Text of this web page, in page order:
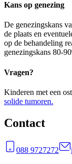
Kans op genezing
De genezingskans
de plaats en
op de behandeling
genezingskans 80-
Vragen?
Kinderen met een
solide tumoren.
Contact
088 9727272